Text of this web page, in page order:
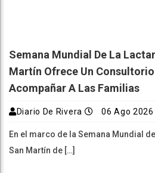
Semana Mundial De La
Martín Ofrece Un
Acompañar A Las Familias
Diario De Rivera 06 Ago 2026
En el marco de la Semana Mundial
San Martín de […]